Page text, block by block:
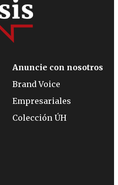
Anuncie con nosotros
Brand Voice
Empresariales
Colección ÚH